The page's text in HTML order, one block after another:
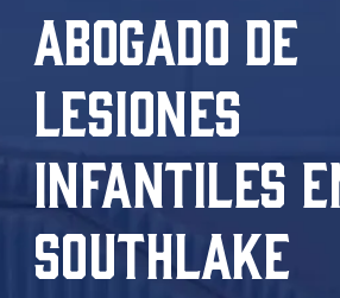
ABOGADO DE
LESIONES
INFANTILES
SOUTHLAKE